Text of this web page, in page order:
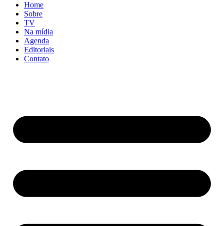
Home
Sobre
TV
Na mídia
Agenda
Editoriais
Contato